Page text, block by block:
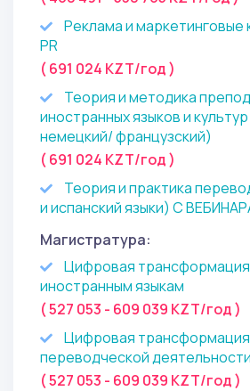
Реклама и маркетинговые
PR
( 691 024 KZT/год )
Теория и методика
иностранных языков и
немецкий/ французский)
( 691 024 KZT/год )
Теория и практика
и испанский языки) С
Магистратура:
Цифровая
иностранным языкам
( 527 053 - 609 039 KZT/год )
Цифровая трансформация
переводческой деятельности
( 527 053 - 609 039 KZT/год )